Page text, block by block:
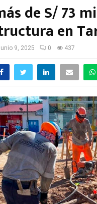
de S/ 73
en
junio 9, 2025 0 437